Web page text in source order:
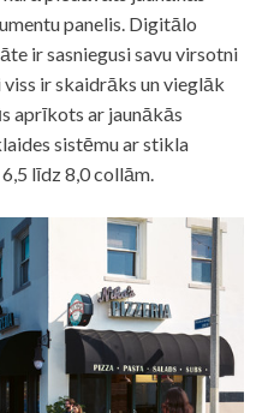
panelis. Digitālo
ir sasniegusi savu virsotni
ir skaidrāks un vieglāk
aprīkots ar jaunākās
sistēmu ar stikla
līdz 8,0 collām.